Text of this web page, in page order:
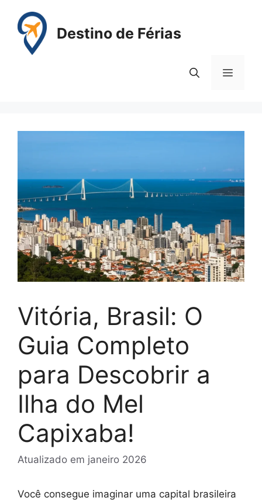
para
conteúdo
Destino de Férias
Menu
Vitória, Brasil: O
Guia Completo
para Descobrir a
Ilha do Mel
Capixaba!
Atualizado em janeiro 2026
Você consegue imaginar uma capital brasileira